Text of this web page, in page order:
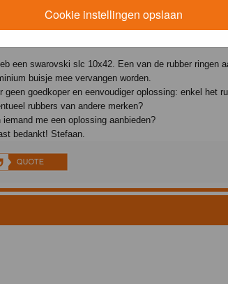
Cookie instellingen opslaan
Thu 06 Nov 2025, 10:13 Post subject: Swarovski verrekijker
een swarovski slc 10x42. Een van de rubber ringen
buisje mee vervangen worden.
geen goedkoper en eenvoudiger oplossing: enkel het
rubbers van andere merken?
iemand me een oplossing aanbieden?
bedankt! Stefaan.